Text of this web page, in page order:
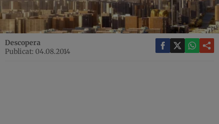
Descopera
Publicat: 04.08.2014